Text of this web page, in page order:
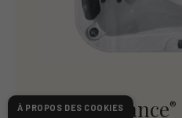
Ambiance®
À PROPOS DES COOKIES